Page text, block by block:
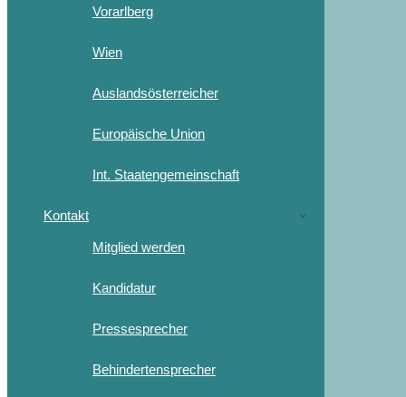
Vorarlberg
Wien
Auslandsösterreicher
Europäische Union
Int. Staatengemeinschaft
Kontakt
Mitglied werden
Kandidatur
Pressesprecher
Behindertensprecher